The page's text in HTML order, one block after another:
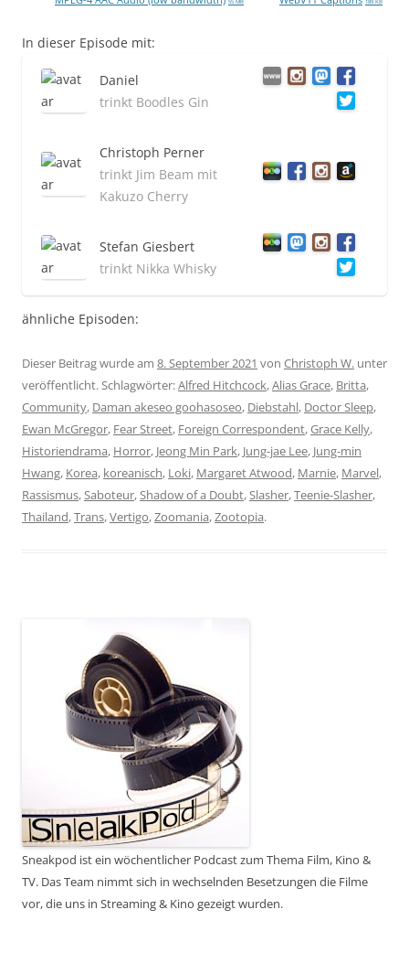
55 MB 189 KB
In dieser Episode mit:
Daniel
trinkt Boodles Gin
Christoph Perner
trinkt Jim Beam mit
Kakuzo Cherry
Stefan Giesbert
trinkt Nikka Whisky
ähnliche Episoden:
Dieser Beitrag wurde am 8. September 2021 von Christoph W. unter
veröffentlicht. Schlagwörter:Alfred Hitchcock,Alias Grace, Britta,
Community, Daman akeseo goohasoseo, Diebstahl, Doctor Sleep,
Ewan McGregor, Fear Street, Foreign Correspondent,Grace Kelly,
Historiendrama, Horror, Jeong Min Park, Jung-jae Lee, Jung-min
Hwang, Korea, koreanisch, Loki, Margaret Atwood, Marnie, Marvel,
Rassismus,Saboteur,Shadow of a Doubt,Slasher,Teenie-Slasher,
Thailand,Trans,Vertigo,Zoomania,Zootopia.
Sneakpod ist ein wöchentlicher Podcast zum Thema Film, Kino &
TV. Das Team nimmt sich in wechselnden Besetzungen die Filme
vor, die uns in Streaming & Kino gezeigt wurden.